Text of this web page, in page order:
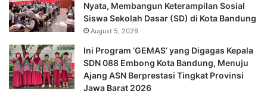
Nyata, Membangun Keterampilan Sosial
Siswa Sekolah Dasar (SD) di Kota Bandung
August 5, 2026
Ini Program ‘GEMAS’ yang Digagas Kepala
SDN 088 Embong Kota Bandung, Menuju
Ajang ASN Berprestasi Tingkat Provinsi
Jawa Barat 2026